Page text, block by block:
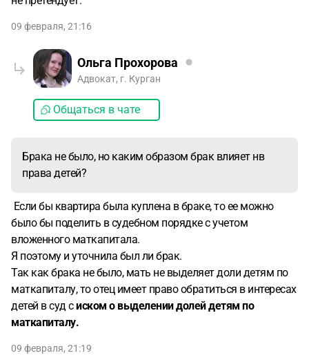
09 февраля, 21:16
Ольга Прохорова
Адвокат, г. Курган
Общаться в чате
Брака не было, но каким образом брак влияет нв
права детей?
Если бы квартира была куплена в браке, то ее можно
было бы поделить в судебном порядке с учетом
вложенного маткапитала.
Я поэтому и уточнила был ли брак.
Так как брака не было, мать не выделяет доли детям по
маткапиталу, то отец имеет право обратиться в интересах
детей в суд сиском о выделении долей детям по
маткапиталу.
09 февраля, 21:19